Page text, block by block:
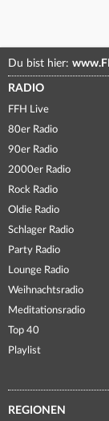
Du bist hier:
RADIO
FFH Live
80er Radio
90er Radio
2000er Radio
Rock Radio
Oldie Radio
Schlager Radio
Party Radio
Lounge Radio
Weihnachtsradio
Meditationsradio
Top 40
Playlist
REGIONEN